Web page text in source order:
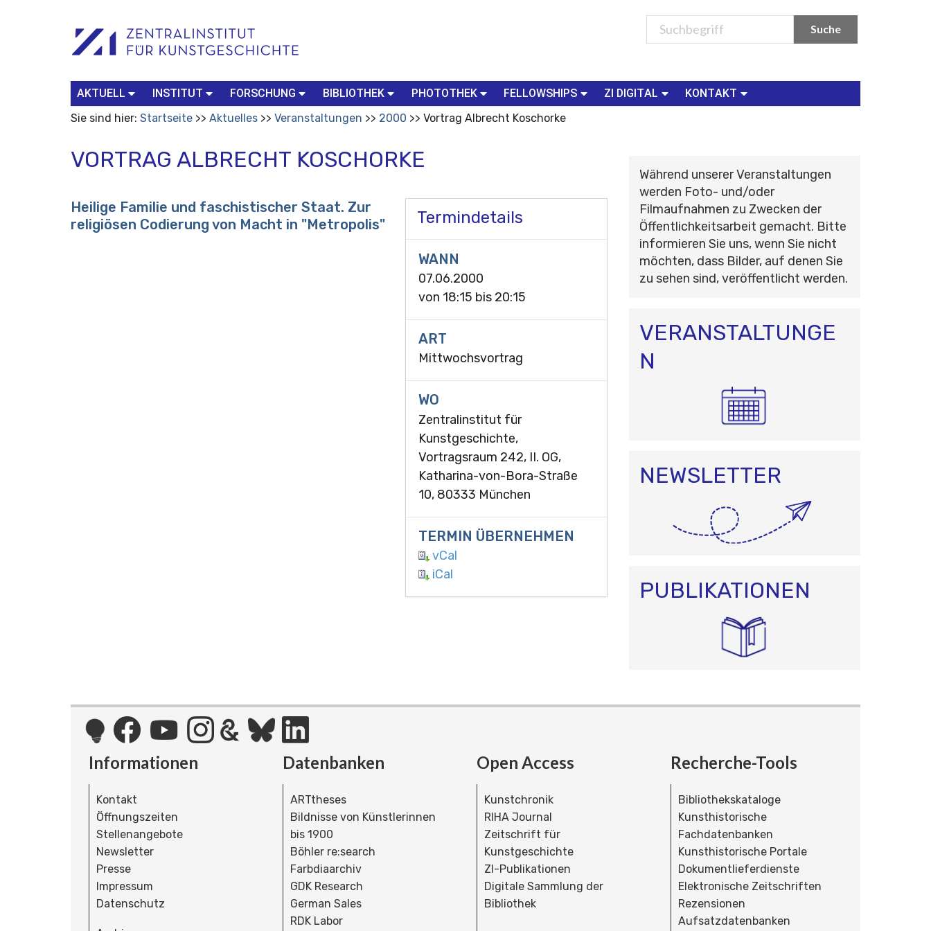
Werkzeuge
Search…
AKTUELL INSTITUT FORSCHUNG BIBLIOTHEK PHOTOTHEK FELLOWSHIPS ZI DIGITAL
KONTAKT
Sie sind hier: Startseite Aktuelles Veranstaltungen 2000 Vortrag Albrecht Koschorke
VORTRAG ALBRECHT KOSCHORKE
Termindetails
WANN
07.06.2000
von 18:15 bis 20:15
ART
Mittwochsvortrag
WO
Zentralinstitut für
Kunstgeschichte,
Vortragsraum 242, II. OG,
Katharina-von-Bora-Straße
10, 80333 München
TERMIN ÜBERNEHMEN
vCal
iCal
Heilige Familie und faschistischer Staat. Zur
religiösen Codierung von Macht in "Metropolis"
Während unserer Veranstaltungen
werden Foto- und/oder
Filmaufnahmen zu Zwecken der
Öffentlichkeitsarbeit gemacht. Bitte
informieren Sie uns, wenn Sie nicht
möchten, dass Bilder, auf denen Sie
zu sehen sind, veröffentlicht werden.
VERANSTALTUNGE
N
NEWSLETTER
PUBLIKATIONEN
Informationen
Kontakt
Öffnungszeiten
Stellenangebote
Newsletter
Presse
Impressum
Datenschutz
Datenbanken
ARTtheses
Bildnisse von Künstlerinnen
bis 1900
Böhler re:search
Farbdiaarchiv
GDK Research
German Sales
RDK Labor
Open Access
Kunstchronik
RIHA Journal
Zeitschrift für
Kunstgeschichte
ZI-Publikationen
Digitale Sammlung der
Bibliothek
Recherche-Tools
Bibliothekskataloge
Kunsthistorische
Fachdatenbanken
Kunsthistorische Portale
Dokumentlieferdienste
Elektronische Zeitschriften
Rezensionen
Aufsatzdatenbanken